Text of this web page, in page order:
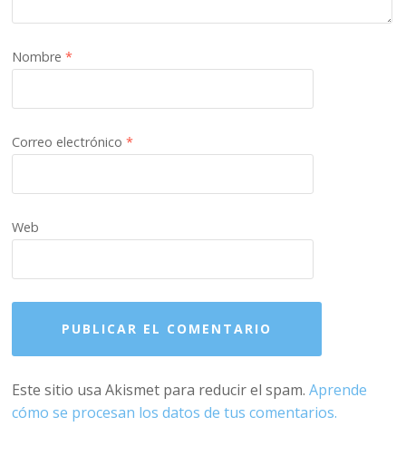
Nombre*
Correo electrónico*
Web
Este sitio usa Akismet para reducir el spam.Aprende
cómo se procesan los datos de tus comentarios.